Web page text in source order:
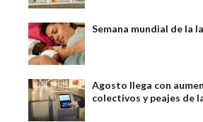
Semana mundial de la
Agosto llega con
colectivos y peajes de